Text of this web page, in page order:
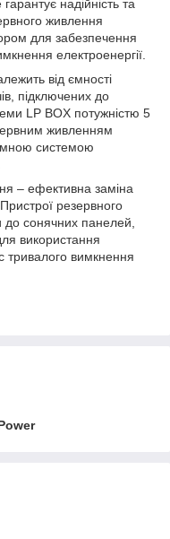
надійність та
живлення
для забезпечення
електроенергії.
від ємності
підключених до
LP BOX потужністю 5
живленням
системою
– ефективна заміна
резервного
сонячних панелей,
використання
тривалого вимкнення